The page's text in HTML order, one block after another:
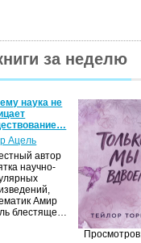
за неделю
наука не
Ацель
автор
научно-
Амир
блестяще…